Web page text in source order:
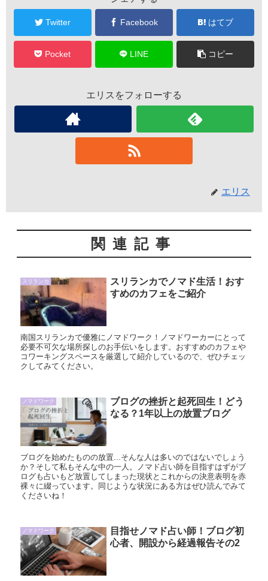
Twitter Facebook はてブ
Pocket LINE コピー
エリスをフォローする
エリス
関連記事
スリランカ
スリランカでノマド生活！おす
すめのカフェをご紹介
南国スリランカで優雅にノマドワーク！ノマドワーカーにとって
必要不可欠な場所探しのお手伝いをします。おすすめのカフェや
コワーキングスペースを厳選して紹介しているので、ぜひチェッ
クしてみてください。
ノマドワーク
ブログの挫折と起死回生！どう
なる？1年以上の放置ブログ
ブログを始めたものの放置...そんな人は多いのではないでしょう
か？そして私もそんな中の一人。ノマド占い師を目指すはずがブ
ログも占いもど放置してしまった現状とこれからの決意表明を赤
裸々に綴っています。同じような状況にある方はぜひ読んでみて
くださいね！
ノマドワーク
目指せノマド占い師！ブログ初
心者、開設から経過報告その2